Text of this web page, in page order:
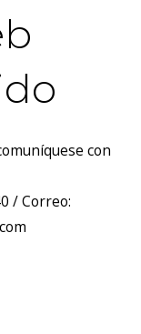
con
/ Correo: